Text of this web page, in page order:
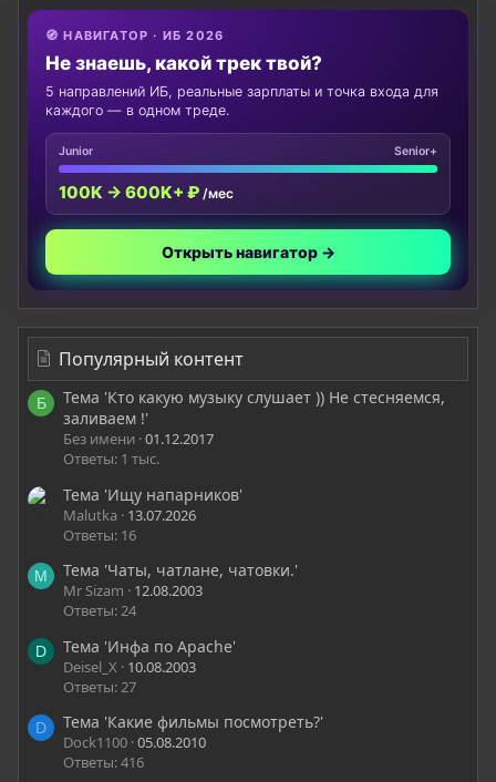
🧭 НАВИГАТОР · ИБ 2026
Не знаешь, какой трек твой?
5 направлений ИБ, реальные зарплаты и точка входа для
каждого — в одном треде.
Junior Senior+
100K → 600K+ ₽ /мес
Открыть навигатор →
Популярный контент
Б
Тема 'Кто какую музыку слушает )) Не стесняемся,
заливаем !'
Без имени 01.12.2017
Ответы: 1 тыс.
Тема 'Ищу напарников'
Malutka
13.07.2026
Ответы: 16
M Тема 'Чаты, чатлане, чатовки.'
Mr Sizam
12.08.2003
Ответы: 24
D Тема 'Инфа по Apache'
Deisel_X
10.08.2003
Ответы: 27
D Тема 'Какие фильмы посмотреть?'
Dock1100 05.08.2010
Ответы: 416